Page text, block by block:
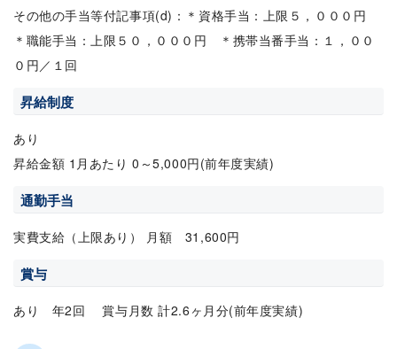
その他の手当等付記事項(d)：＊資格手当：上限５，０００円
＊職能手当：上限５０，０００円 ＊携帯当番手当：１，００
０円／１回
昇給制度
あり
昇給金額 1月あたり 0～5,000円(前年度実績)
通勤手当
実費支給（上限あり） 月額 31,600円
賞与
あり 年2回 賞与月数 計2.6ヶ月分(前年度実績)